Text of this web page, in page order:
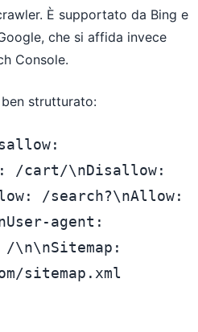
È supportato da Bing e
che si affida invece
Console.
strutturato:
/cart/\nDisallow:
/search?\nAllow:
agent:
/\n\nSitemap:
sitemap.xml